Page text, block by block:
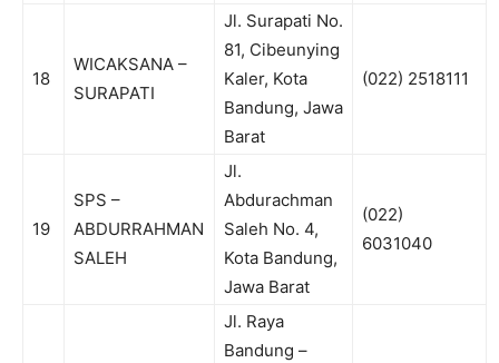
18
WICAKSANA –
SURAPATI
Jl. Surapati No.
81, Cibeunying
Kaler, Kota
Bandung, Jawa
Barat
(022) 2518111
19
SPS –
ABDURRAHMAN
SALEH
Jl.
Abdurachman
Saleh No. 4,
Kota Bandung,
Jawa Barat
(022)
6031040
Jl. Raya
Bandung –